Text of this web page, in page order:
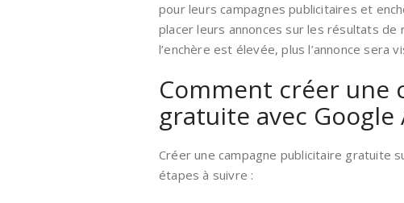
pour leurs campagnes publicitaires et
placer leurs annonces sur les résultats de
l’enchère est élevée, plus l’annonce sera
Comment créer une
gratuite avec Google
Créer une campagne publicitaire gratuite
étapes à suivre :